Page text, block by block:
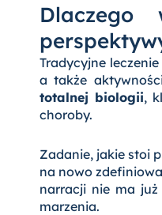
Tradycyjne leczenie
a także
totalnej biologii,
choroby.
Zadanie, jakie stoi
na nowo
narracji nie ma
marzenia.